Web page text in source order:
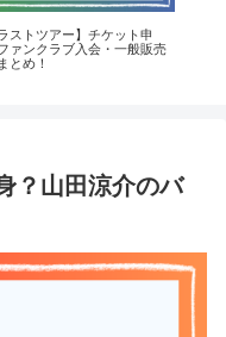
哉の兄はやばい人？天才音
いわれる佐野幹仁について
？山田涼介のバ